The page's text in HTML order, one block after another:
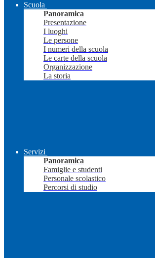
Scuola
Panoramica
Presentazione
I luoghi
Le persone
I numeri della scuola
Le carte della scuola
Organizzazione
La storia
Servizi
Panoramica
Famiglie e studenti
Personale scolastico
Percorsi di studio